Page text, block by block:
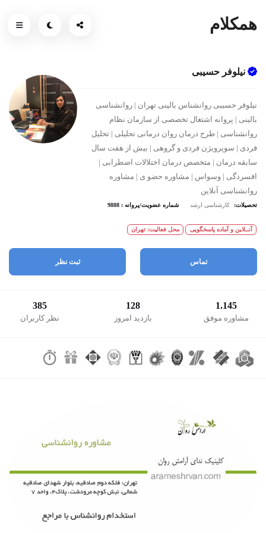
همکلام
نیلوفر حسیبی
نیلوفر حسیبی روانشناس بالینی تهران | روانشناسی
بالینی | پروانه اشتغال تخصصی از سازمان نظام
روانشناسی | طرح درمان روان درمانی تحلیلی | تحلیل
فردی‌ | سوپرویژن فردی و گروهی | بیش از هفت سال
سابقه درمان | متخصص درمان اختلالات اضطرابی |
افسردگی | وسواس | مشاوره حضو ی | مشاوره
روانشناسی آنلاین
تحصیلات: کارشناسی ارشد شماره عضویت/پروانه : 9888
آنــلاین و آماده پاسخگویی محل فعالیت: تهران
تماس ثبت نظر
1.145
مشاوره موفق
128
بازدید امروز
385
نظر کاربران